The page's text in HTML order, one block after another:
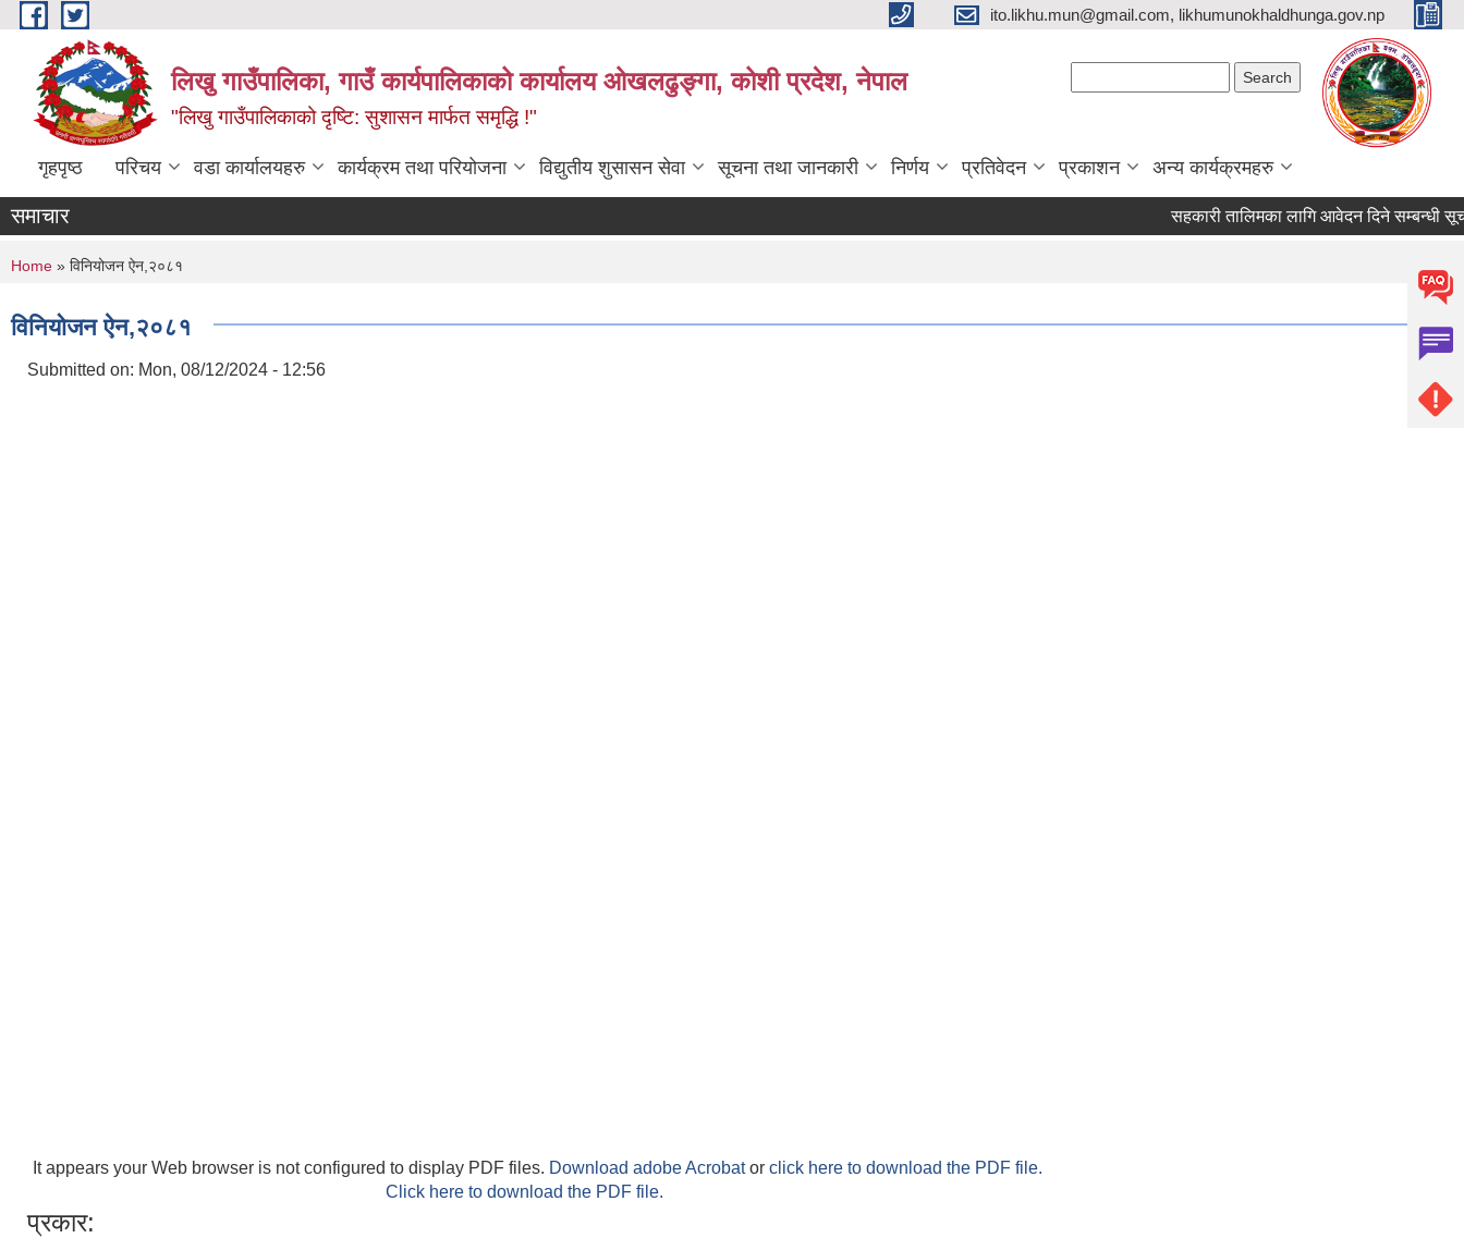
Skip to main content ito.likhu.mun@gmail.com, likhumunokhaldhunga.gov.np
लिखु गाउँपालिका, गाउँ कार्यपालिकाको कार्यालय ओखलढुङ्गा, कोशी प्रदेश, नेपाल
"लिखु गाउँपालिकाको दृष्टि: सुशासन मार्फत समृद्धि !"
गृहपृष्ठ परिचय वडा कार्यालयहरु कार्यक्रम तथा परियोजना विद्युतीय शुसासन सेवा सूचना तथा जानकारी निर्णय प्रतिवेदन प्रकाशन अन्य कार्यक्रमहरु
समाचार सहकारी तालिमका लागि आवेदन दिने सम्बन्धी सूचना
You are here
Home » विनियोजन ऐन,२०८१
विनियोजन ऐन,२०८१
Submitted on: Mon, 08/12/2024 - 12:56
It appears your Web browser is not configured to display PDF files. Download adobe Acrobator click here to download the PDF file.
Click here to download the PDF file.
प्रकार: